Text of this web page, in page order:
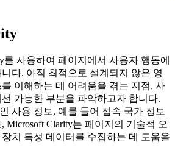
를 사용하여 페이지에서 사용자 행동에
다. 아직 최적으로 설계되지 않은 영
이해하는 데 어려움을 겪는 지점, 사
가능한 부분을 파악하고자 합니다.
사용 정보, 예를 들어 접속 국가 정보
Microsoft Clarity는 페이지의 기술적 오
치 특성 데이터를 수집하는 데 도움을